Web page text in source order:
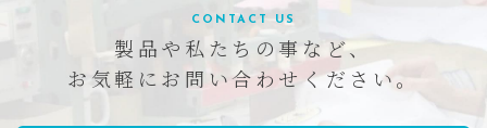
CONTACT US
製品や私たちの事など、
お気軽にお問い合わせください。